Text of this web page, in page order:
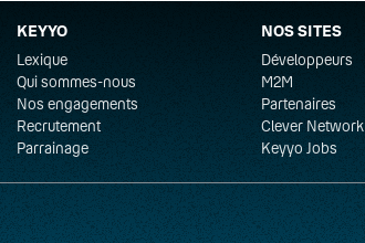
Un, à la Fibre Pro sécurisée ou Fibre Optique Dédiée.
KEYYO
Lexique
Qui sommes-nous
Nos engagements
Recrutement
Parrainage
NOS SITES
Développeurs
M2M
Partenaires
Clever Network
Keyyo Jobs